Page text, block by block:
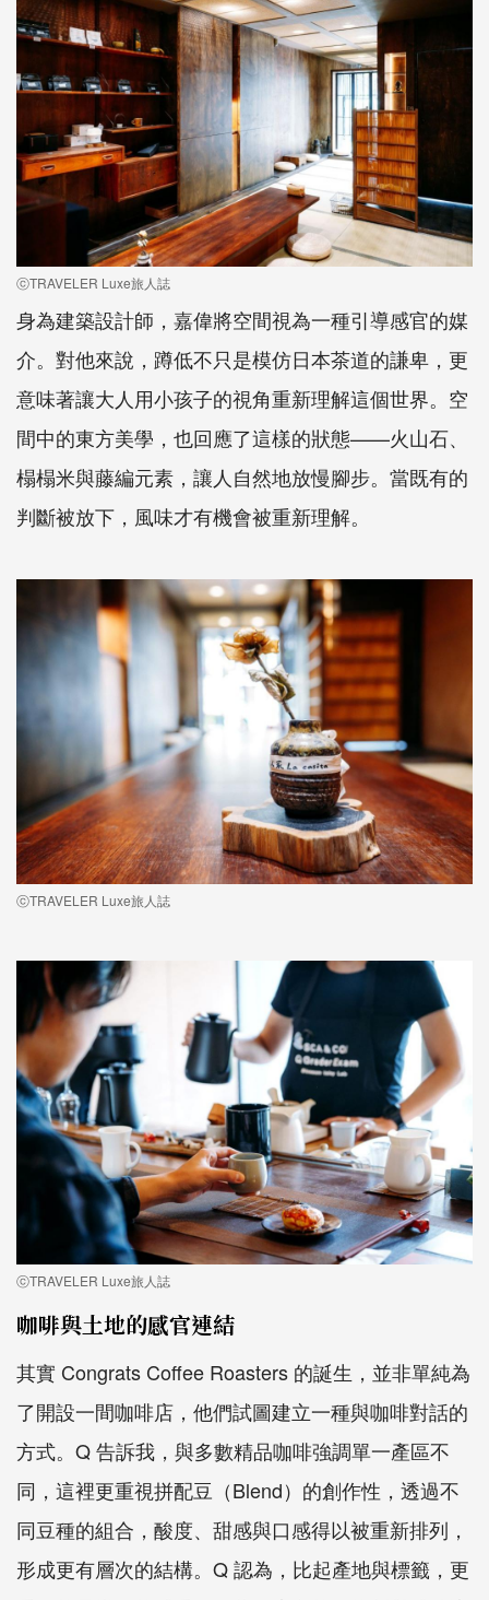
ⓒTRAVELER Luxe旅人誌
身為建築設計師，嘉偉將空間視為一種引導感官的媒
介。對他來說，蹲低不只是模仿日本茶道的謙卑，更
意味著讓大人用小孩子的視角重新理解這個世界。空
間中的東方美學，也回應了這樣的狀態——火山石、
榻榻米與藤編元素，讓人自然地放慢腳步。當既有的
判斷被放下，風味才有機會被重新理解。
ⓒTRAVELER Luxe旅人誌
ⓒTRAVELER Luxe旅人誌
咖啡與土地的感官連結
其實 Congrats Coffee Roasters 的誕生，並非單純為
了開設一間咖啡店，他們試圖建立一種與咖啡對話的
方式。Q 告訴我，與多數精品咖啡強調單一產區不
同，這裡更重視拼配豆（Blend）的創作性，透過不
同豆種的組合，酸度、甜感與口感得以被重新排列，
形成更有層次的結構。Q 認為，比起產地與標籤，更